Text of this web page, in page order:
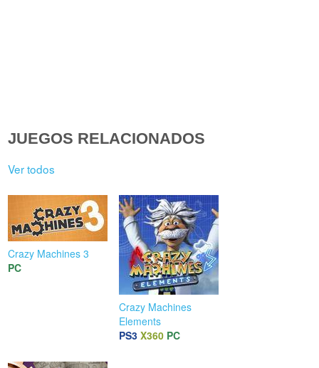
JUEGOS RELACIONADOS
Ver todos
Crazy Machines 3
PC
Crazy Machines
Elements
PS3 X360 PC